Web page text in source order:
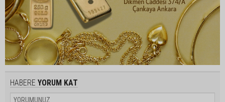
HABERE YORUM KAT